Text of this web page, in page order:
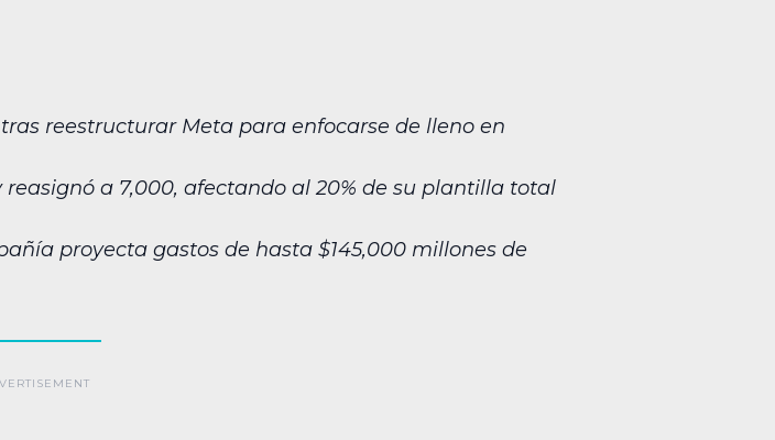
reestructurar Meta para enfocarse de lleno en
a 7,000, afectando al 20% de su plantilla total
proyecta gastos de hasta $145,000 millones de